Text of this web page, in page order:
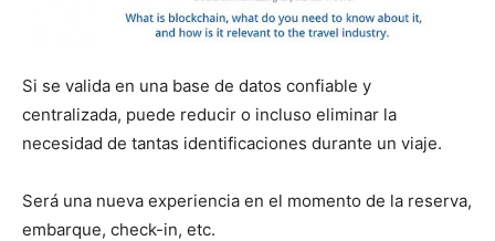
Si se valida en una base de datos confiable y
centralizada, puede reducir o incluso eliminar la
necesidad de tantas identificaciones durante un viaje.
Será una nueva experiencia en el momento de la reserva,
embarque, check-in, etc.